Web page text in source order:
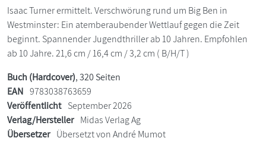
Isaac Turner ermittelt. Verschwörung rund um Big Ben in
Westminster: Ein atemberaubender Wettlauf gegen die Zeit
beginnt. Spannender Jugendthriller ab 10 Jahren. Empfohlen
ab 10 Jahre. 21,6 cm / 16,4 cm / 3,2 cm ( B/H/T )
Buch (Hardcover), 320 Seiten
EAN 9783038763659
Veröffentlicht September 2026
Verlag/Hersteller Midas Verlag Ag
Übersetzer Übersetzt von André Mumot